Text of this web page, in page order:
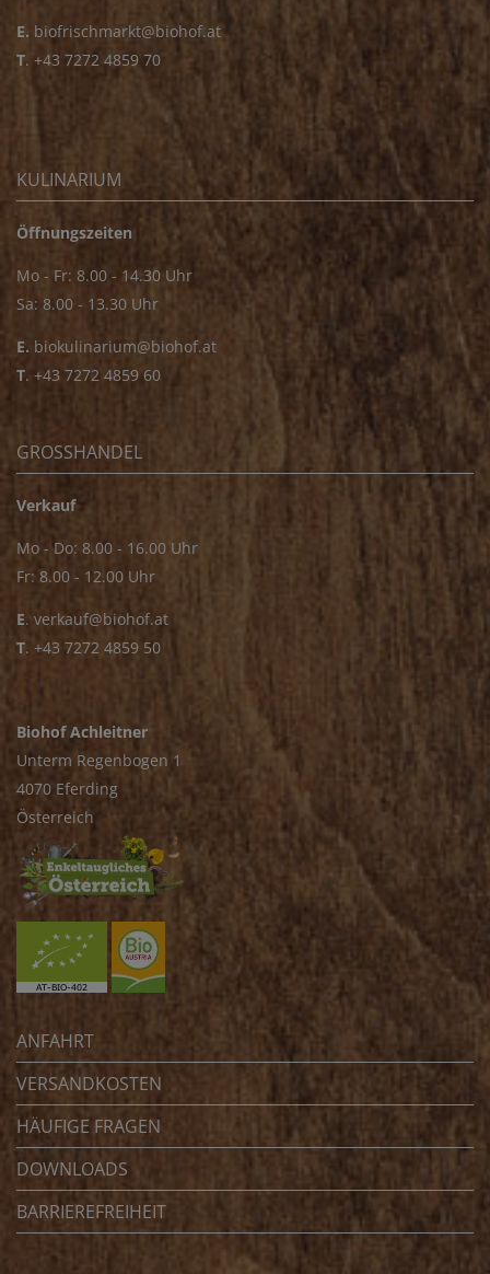
E. biofrischmarkt@biohof.at
T. +43 7272 4859 70
KULINARIUM
Öffnungszeiten
Mo - Fr: 8.00 - 14.30 Uhr
Sa: 8.00 - 13.30 Uhr
E. biokulinarium@biohof.at
T. +43 7272 4859 60
GROSSHANDEL
Verkauf
Mo - Do: 8.00 - 16.00 Uhr
Fr: 8.00 - 12.00 Uhr
E. verkauf@biohof.at
T. +43 7272 4859 50
Biohof Achleitner
Unterm Regenbogen 1
4070 Eferding
Österreich
ANFAHRT
VERSANDKOSTEN
HÄUFIGE FRAGEN
DOWNLOADS
BARRIEREFREIHEIT